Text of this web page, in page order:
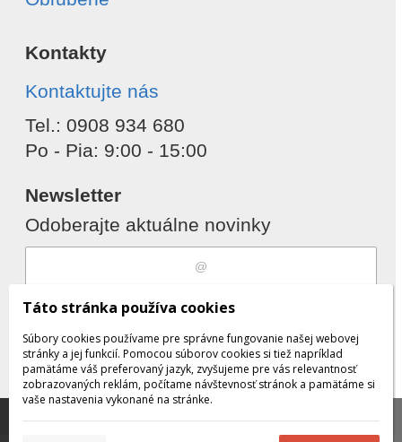
Kontakty
Kontaktujte nás
Tel.: 0908 934 680
Po - Pia: 9:00 - 15:00
Newsletter
Odoberajte aktuálne novinky
Súhlasím sspracovaním osobných
údajov
Odobrať Pridať
pomáhajú poskytovať služby. Používaním našich služieb
Táto stránka používa cookies
Súbory cookies používame pre správne fungovanie našej webovej
stránky a jej funkcií. Pomocou súborov cookies si tiež napríklad
pamätáme váš preferovaný jazyk, zvyšujeme pre vás relevantnosť
zobrazovaných reklám, počítame návštevnosť stránok a pamätáme si
vaše nastavenia vykonané na stránke.